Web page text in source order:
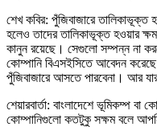
শেখ কবির: পুঁজিবাজারে তালিকাভূক্ত
হলেও তাদের তালিকাভূক্ত হওয়ার
কানুন রয়েছে। সেগুলো সম্পন্ন না
কোম্পানি বিএসইসিতে আবেদন
পুঁজিবাজারে আসতে পারবেনা। আর
শেয়ারবার্তা: বাংলাদেশে ভূমিকম্প বা
কোম্পানিগুলো কতটুকু সক্ষম বলে